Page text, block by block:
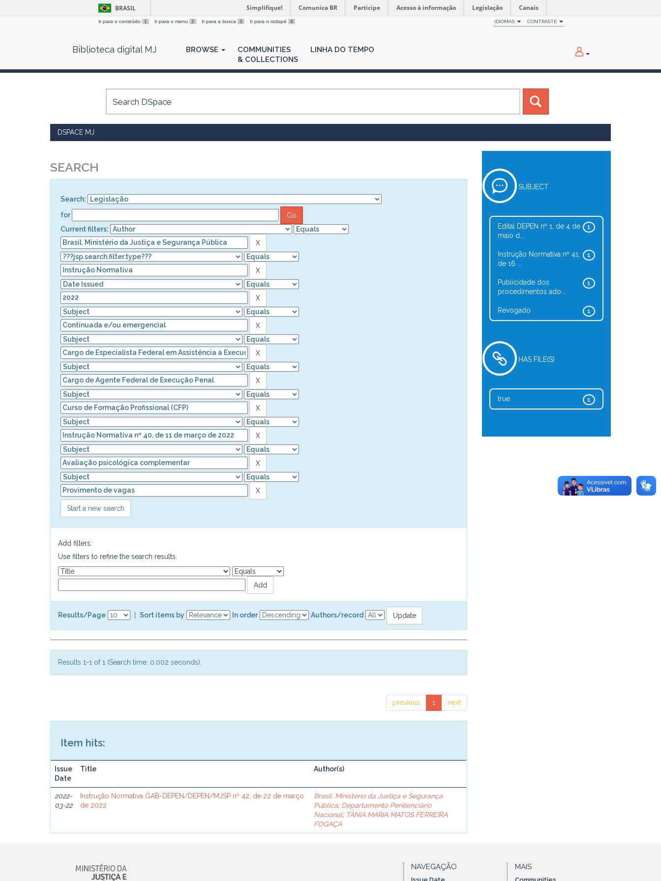
BRASIL Simplifique! Comunica BR Participe Acesso à informação Legislação Canais
Ir para o conteúdo 1 Ir para o menu 2 Ir para a busca 3 Ir para o rodapé 4 IDIOMAS CONTRASTE
Biblioteca digital MJ BROWSE
COMMUNITIES
& COLLECTIONS
LINHA DO TEMPO
DSPACE MJ
SEARCH
Search:
for
Current filters:
Start a new search
Add filters:
Use filters to refine the search results.
Results/Page Sort items by In order Authors/record
Results 1-1 of 1 (Search time: 0.002 seconds).
previous 1 next
Item hits:
Issue
Date
Title Author(s)
2022-
03-22
Instrução Normativa GAB-DEPEN/DEPEN/MJSP nº 42, de 22 de março
de 2022
Brasil. Ministério da Justiça e Segurança
Pública; Departamento Penitenciário
Nacional; TÂNIA MARIA MATOS FERREIRA
FOGAÇA
SUBJECT
1
Edital DEPEN nº 1, de 4 de
maio d...
1
Instrução Normativa nº 41,
de 16 ...
1
Publicidade dos
procedimentos ado...
1
Revogado
HAS FILE(S)
1
true
NAVEGAÇÃO MAIS